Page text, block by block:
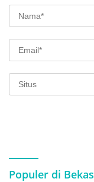
Populer di